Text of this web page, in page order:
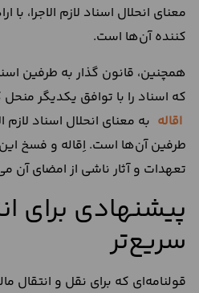
معنای انحلال اسناد لازم الاجرا،
کننده آن‌ها است.
همچنین، قانون گذار به طرفین
که اسناد را با توافق یکدیگر
اقاله به معنای انحلال اسناد لازم
طرفین آن‌ها است. اِقاله و فسخ
تعهدات و آثار ناشی از امضای آن
پیشنهادی برای
سریع‌تر
قولنامه‌ای که برای نقل و انتقال